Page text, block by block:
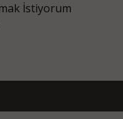
İstiyorum